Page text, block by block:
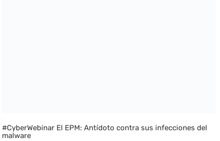
#CyberWebinar El EPM: Antídoto contra sus infecciones del
malware